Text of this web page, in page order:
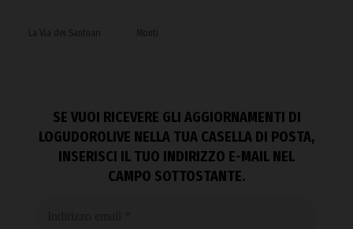
La Via dei Santuari Monti
SE VUOI RICEVERE GLI AGGIORNAMENTI DI
LOGUDOROLIVE NELLA TUA CASELLA DI POSTA,
INSERISCI IL TUO INDIRIZZO E-MAIL NEL
CAMPO SOTTOSTANTE.